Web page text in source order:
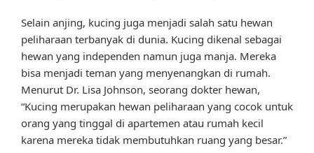
Selain anjing, kucing juga menjadi salah satu hewan
peliharaan terbanyak di dunia. Kucing dikenal sebagai
hewan yang independen namun juga manja. Mereka
bisa menjadi teman yang menyenangkan di rumah.
Menurut Dr. Lisa Johnson, seorang dokter hewan,
“Kucing merupakan hewan peliharaan yang cocok untuk
orang yang tinggal di apartemen atau rumah kecil
karena mereka tidak membutuhkan ruang yang besar.”